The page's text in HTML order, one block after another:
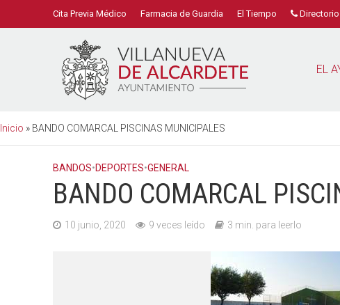
Cita Previa Médico Farmacia de Guardia El Tiempo Directorio
EL
Inicio » BANDO COMARCAL PISCINAS MUNICIPALES
BANDOS•DEPORTES•GENERAL
BANDO COMARCAL
10 junio, 2020 9 veces leído 3 min. para leerlo